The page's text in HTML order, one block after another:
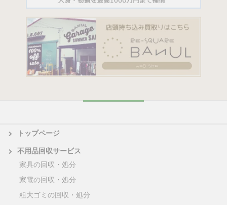
トップページ
不用品回収サービス
家具の回収・処分
家電の回収・処分
粗大ゴミの回収・処分